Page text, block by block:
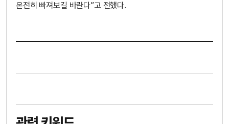
온전히 빠져보길 바란다”고 전했다.